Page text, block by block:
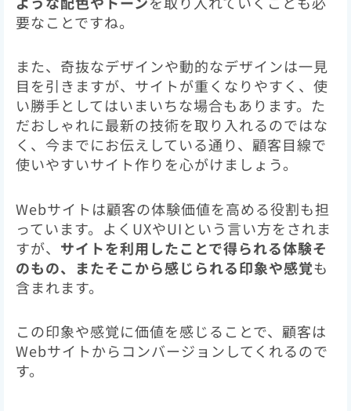
要なことですね。
また、奇抜なデザインや動的なデザインは一見
目を引きますが、サイトが重くなりやすく、使
い勝手としてはいまいちな場合もあります。た
だおしゃれに最新の技術を取り入れるのではな
く、今までにお伝えしている通り、顧客目線で
使いやすいサイト作りを心がけましょう。
Webサイトは顧客の体験価値を高める役割も担
っています。よくUXやUIという言い方をされま
すが、 サイトを利用したことで得られる体験そ
のもの、またそこから感じられる印象や感覚も
含まれます。
この印象や感覚に価値を感じることで、顧客は
Webサイトからコンバージョンしてくれるので
す。